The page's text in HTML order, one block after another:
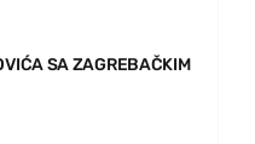
SA ZAGREBAČKIM